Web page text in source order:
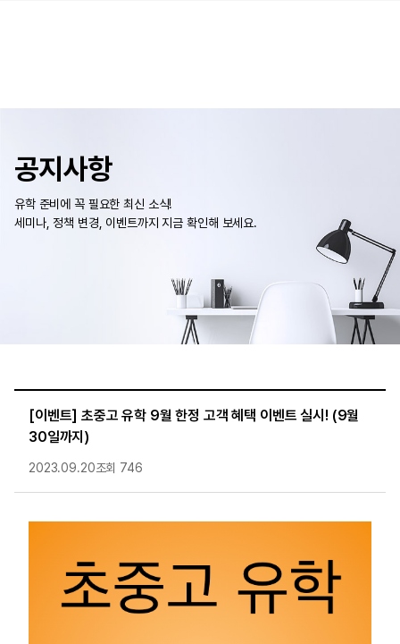
공지사항
유학 준비에 꼭 필요한 최신 소식!
세미나, 정책 변경, 이벤트까지 지금 확인해 보세요.
[이벤트] 초중고 유학 9월 한정 고객 혜택 이벤트 실시! (9월
30일까지)
2023.09.20조회 746